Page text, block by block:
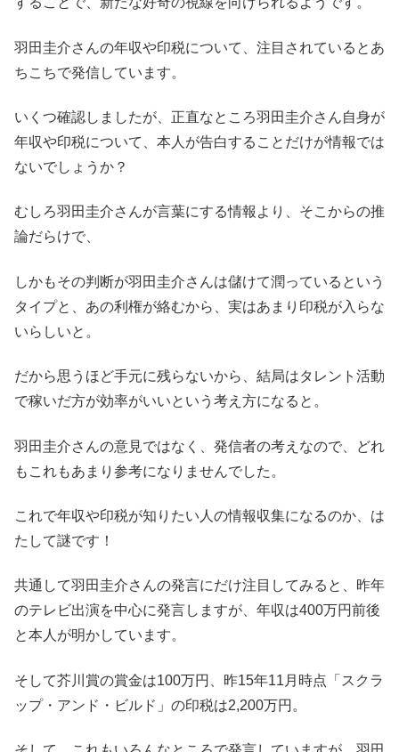
羽田圭介さんの年収や印税について、注目されているとあ
ちこちで発信しています。
いくつ確認しましたが、正直なところ羽田圭介さん自身が
年収や印税について、本人が告白することだけが情報では
ないでしょうか？
むしろ羽田圭介さんが言葉にする情報より、そこからの推
論だらけで、
しかもその判断が羽田圭介さんは儲けて潤っているという
タイプと、あの利権が絡むから、実はあまり印税が入らな
いらしいと。
だから思うほど手元に残らないから、結局はタレント活動
で稼いだ方が効率がいいという考え方になると。
羽田圭介さんの意見ではなく、発信者の考えなので、どれ
もこれもあまり参考になりませんでした。
これで年収や印税が知りたい人の情報収集になるのか、は
たして謎です！
共通して羽田圭介さんの発言にだけ注目してみると、昨年
のテレビ出演を中心に発言しますが、年収は400万円前後
と本人が明かしています。
そして芥川賞の賞金は100万円、昨15年11月時点「スクラ
ップ・アンド・ビルド」の印税は2,200万円。